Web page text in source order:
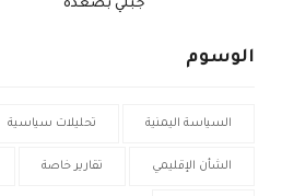
جبلي بصعدة
الوسوم
السياسة اليمنية تحليلات سياسية
الشأن الإقليمي تقارير خاصة